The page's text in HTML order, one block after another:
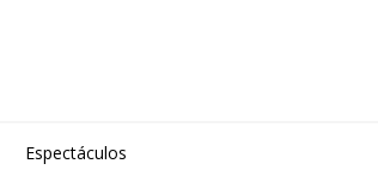
Espectáculos